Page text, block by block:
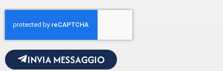
INVIA MESSAGGIO